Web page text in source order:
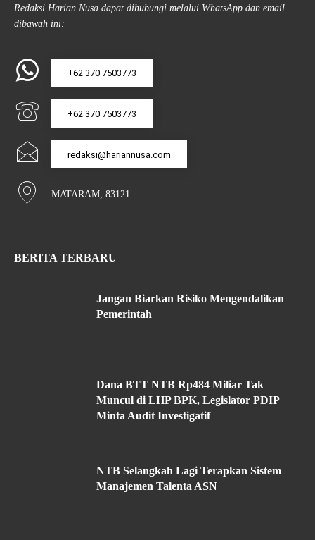
Redaksi Harian Nusa dapat dihubungi melalui WhatsApp dan email
dibawah ini:
+62 370 7503773
+62 370 7503773
redaksi@hariannusa.com
MATARAM, 83121
BERITA TERBARU
Jangan Biarkan Risiko Mengendalikan
Pemerintah
Dana BTT NTB Rp484 Miliar Tak
Muncul di LHP BPK, Legislator PDIP
Minta Audit Investigatif
NTB Selangkah Lagi Terapkan Sistem
Manajemen Talenta ASN